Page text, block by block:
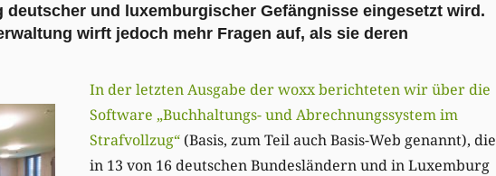
deutscher und luxemburgischer Gefängnisse eingesetzt wird.
wirft jedoch mehr Fragen auf, als sie deren
In der letzten Ausgabe der woxx berichteten wir über die
Software „Buchhaltungs- und Abrechnungssystem im
Strafvollzug“ (Basis, zum Teil auch Basis-Web genannt), die
in 13 von 16 deutschen Bundesländern und in Luxemburg